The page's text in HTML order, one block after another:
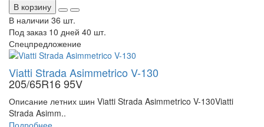
В корзину
В наличии 36 шт.
Под заказ 10 дней 40 шт.
Спецпредложение
Viatti Strada Asimmetrico V-130
205/65R16 95V
Описание летних шин Viatti Strada Asimmetrico V-130Viatti
Strada Asimm..